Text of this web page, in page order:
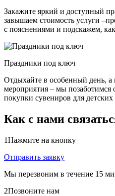
Закажите яркий и доступный
завышаем стоимость услуги
с пояснениями и подскажем,
Праздники под ключ
Отдыхайте в особенный день, а
мероприятия – мы позаботимся
покупки сувениров для
Как с нами
1Нажмите на кнопку
Отправить заявку
Мы перезвоним в течение 15
2Позвоните нам